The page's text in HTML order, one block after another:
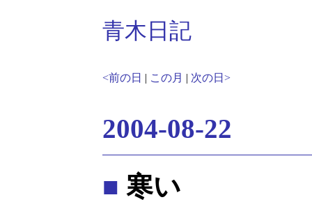
青木日記
<前の日 | この月 | 次の日>
2004-08-22
■ 寒い